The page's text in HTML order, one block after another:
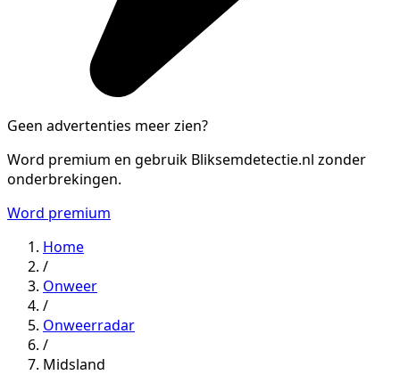
Geen advertenties meer zien?
Word premium en gebruik Bliksemdetectie.nl zonder
onderbrekingen.
Word premium
Home
/
Onweer
/
Onweerradar
/
Midsland